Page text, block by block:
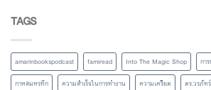
TAGS
amarinbookspodcast famiread Into The Magic Shop กา
กาหลมหรทึก
ความสำเร็จในการทำงาน ความเครียด ดร.วรภัทร์